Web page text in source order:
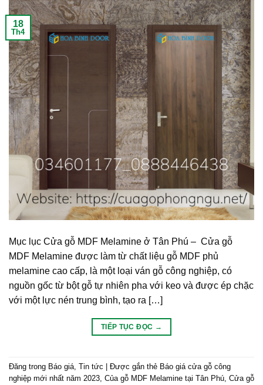
18
Th4
Mục lục Cửa gỗ MDF Melamine ở Tân Phú – Cửa gỗ
MDF Melamine được làm từ chất liệu gỗ MDF phủ
melamine cao cấp, là một loại ván gỗ công nghiệp, có
nguồn gốc từ bột gỗ tự nhiên pha với keo và được ép chặc
với một lực nén trung bình, tạo ra […]
TIẾP TỤC ĐỌC →
Đăng trong Báo giá, Tin tức Được gắn thẻ Báo giá cửa gỗ công
nghiệp mới nhất năm 2023, Của gỗ MDF Melamine tại Tân Phú, Cửa gỗ